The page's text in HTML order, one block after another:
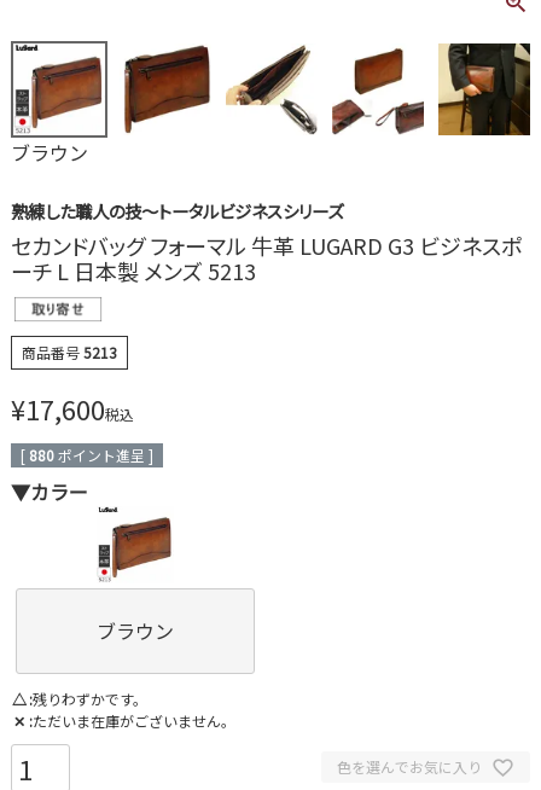
ブラウン
熟練した職人の技～トータルビジネスシリーズ
セカンドバッグ フォーマル 牛革 LUGARD G3 ビジネスポ
ーチ L 日本製 メンズ 5213
商品番号5213
¥17,600税込
[ 880ポイント進呈 ]
▼カラー
ブラウン
△ 残りわずかです。
✕ ただいま在庫がございません。
色を選んでお気に入り